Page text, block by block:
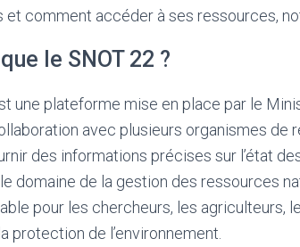
comment accéder à ses ressources,
le SNOT 22 ?
une plateforme mise en place par le
avec plusieurs organismes de
des informations précises sur l’état
domaine de la gestion des ressources
pour les chercheurs, les agriculteurs,
protection de l’environnement.